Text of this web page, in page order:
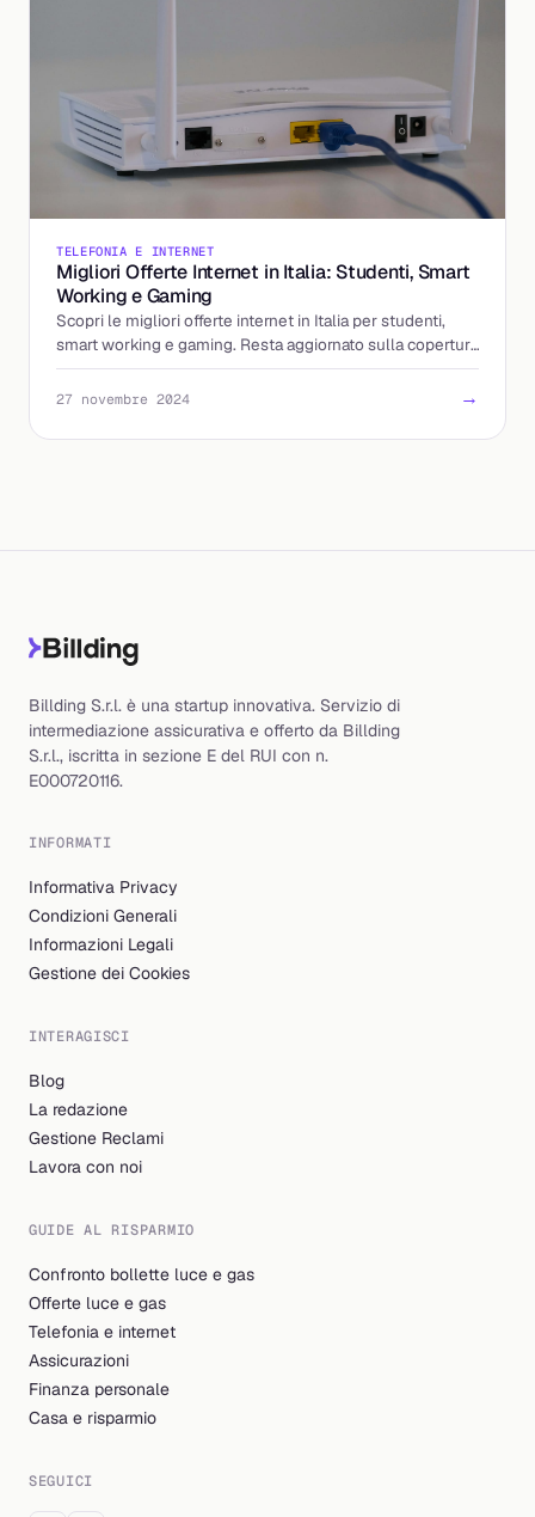
TELEFONIA E INTERNET
Migliori Offerte Internet in Italia: Studenti, Smart
Working e Gaming
Scopri le migliori offerte internet in Italia per studenti,
smart working e gaming. Resta aggiornato sulla copertura
della fibra ottica.
27 novembre 2024 →
Billding S.r.l. è una startup innovativa. Servizio di
intermediazione assicurativa e offerto da Billding
S.r.l., iscritta in sezione E del RUI con n.
E000720116.
INFORMATI
Informativa Privacy
Condizioni Generali
Informazioni Legali
Gestione dei Cookies
INTERAGISCI
Blog
La redazione
Gestione Reclami
Lavora con noi
GUIDE AL RISPARMIO
Confronto bollette luce e gas
Offerte luce e gas
Telefonia e internet
Assicurazioni
Finanza personale
Casa e risparmio
SEGUICI